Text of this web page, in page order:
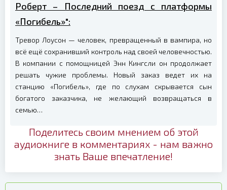
Роберт – Последний поезд с платформы
«Погибель»":
Тревор Лоусон — человек, превращенный в вампира, но
всё ещё сохранивший контроль над своей человечностью.
В компании с помощницей Энн Кингсли он продолжает
решать чужие проблемы. Новый заказ ведет их на
станцию «Погибель», где по слухам скрывается сын
богатого заказчика, не желающий возвращаться в
семью…
Поделитесь своим мнением об этой
аудиокниге в комментариях - нам важно
знать Ваше впечатление!